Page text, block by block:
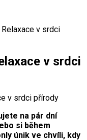
v srdci
v srdci
na pár dní
si během
únik ve chvíli, kdy